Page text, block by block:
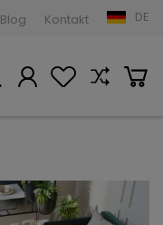
Blog Kontakt DE